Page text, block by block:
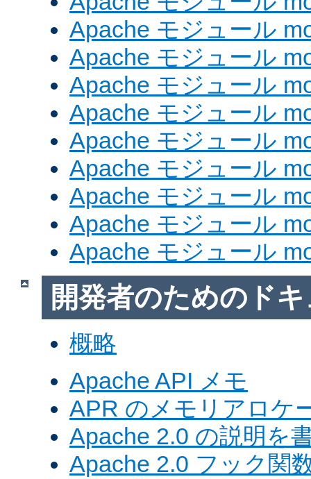
Apache モジュール
Apache モジュール
Apache モジュール
Apache モジュール
Apache モジュール
Apache モジュール
Apache モジュール
Apache モジュール
Apache モジュール
開発者のためのド
概略
Apache API メモ
APR のメモリアロケ
Apache 2.0 の説明を
Apache 2.0 フック関